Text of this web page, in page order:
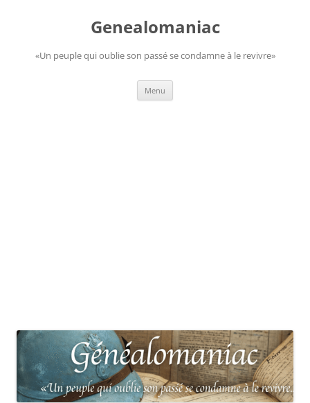
Genealomaniac
«Un peuple qui oublie son passé se condamne à le revivre»
Menu